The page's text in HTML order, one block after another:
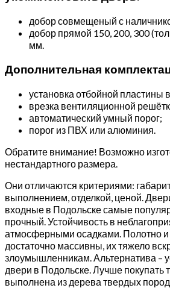
добор совмещеный с
добор прямой 150, 200, 300
мм.
Дополнительная
установка отбойной пластины
врезка вентиляционной
автоматический умный порог;
порог из ПВХ или алюминия.
Обратите внимание! Возможно
нестандартного размера.
Они отличаются критериями:
выполнением, отделкой, ценой.
входные в Подольске самые
прочный. Устойчивость в
атмосферными осадками. Полотно и
достаточно массивны, их тяжело
злоумышленникам. Альтернатива –
двери в Подольске. Лучше покупать
выполнена из дерева твердых пород.